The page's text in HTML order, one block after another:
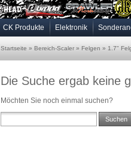
CK Produkte Elektronik
Startseite » Bereich-Scaler » Felgen » 1.7"
Die Suche ergab keine
Möchten Sie noch einmal suchen?
Suchen